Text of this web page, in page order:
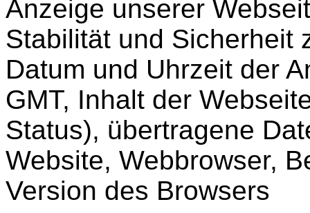
Anzeige unserer
Stabilität und Sicherheit
Datum und Uhrzeit der
GMT, Inhalt der
Status), übertragene
Website, Webbrowser,
Version des Browsers